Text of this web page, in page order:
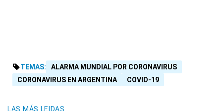
TEMAS:
ALARMA MUNDIAL POR CORONAVIRUS
CORONAVIRUS EN ARGENTINA
COVID-19
LAS MÁS LEIDAS